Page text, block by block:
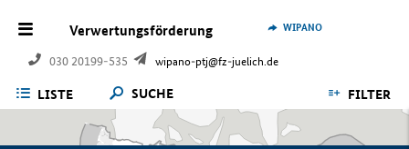
Verwertungsförderung
030 20199-535 wipano-ptj@fz-juelich.de
WIPANO
LISTE SUCHE FILTER